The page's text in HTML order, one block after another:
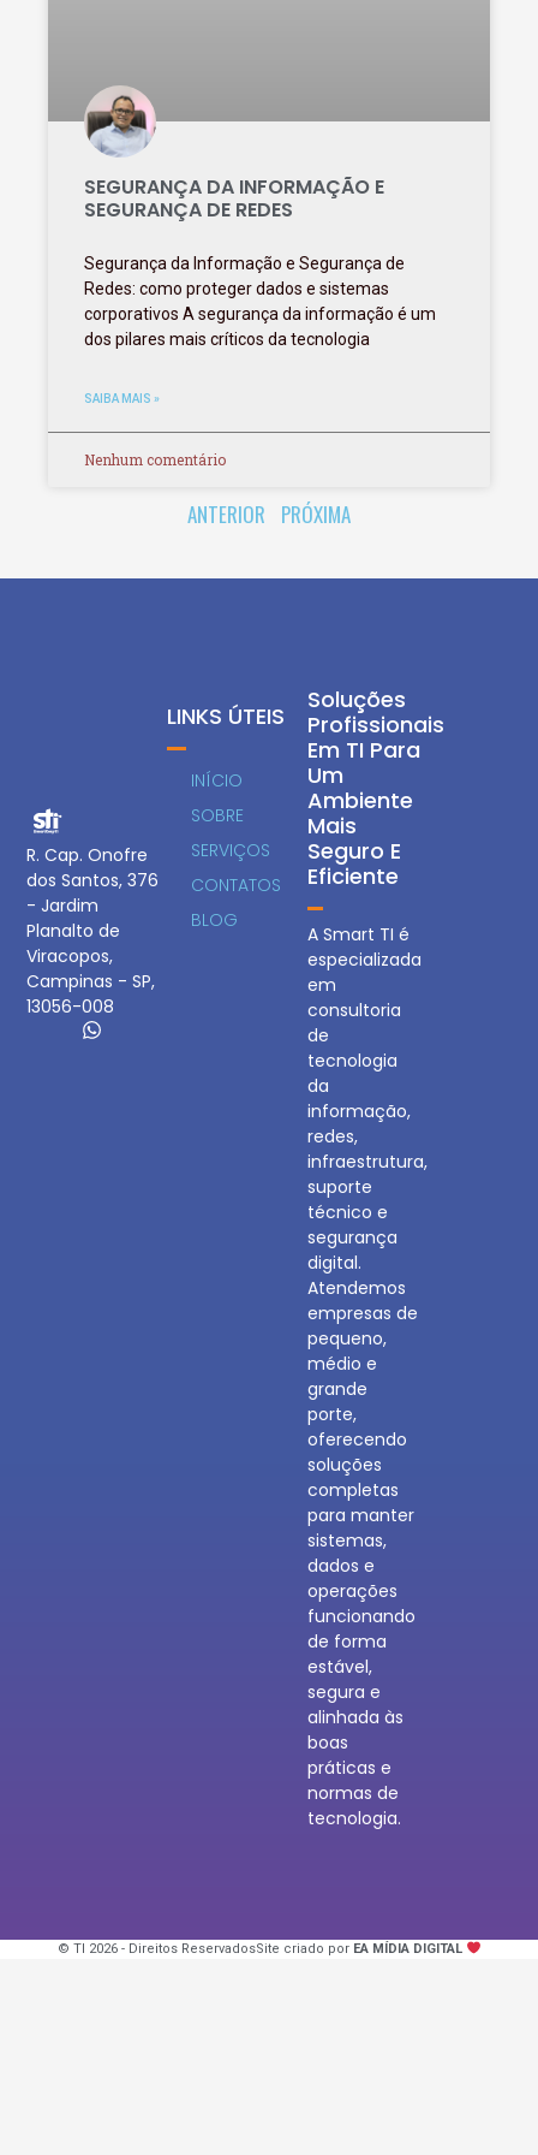
SEGURANÇA DA INFORMAÇÃO E
SEGURANÇA DE REDES
Segurança da Informação e Segurança de
Redes: como proteger dados e sistemas
corporativos A segurança da informação é um
dos pilares mais críticos da tecnologia
SAIBA MAIS »
Nenhum comentário
ANTERIOR PRÓXIMA
R. Cap. Onofre
dos Santos, 376
- Jardim
Planalto de
Viracopos,
Campinas - SP,
13056-008
Soluções
Profissionais
Em TI Para
Um
Ambiente
Mais
Seguro E
Eficiente
A Smart TI é
especializada
em
consultoria
de
tecnologia
da
informação,
redes,
infraestrutura,
suporte
técnico e
segurança
digital.
Atendemos
empresas de
pequeno,
médio e
grande
porte,
oferecendo
soluções
completas
para manter
sistemas,
dados e
operações
funcionando
de forma
estável,
segura e
alinhada às
boas
práticas e
normas de
tecnologia.
LINKS ÚTEIS
INÍCIO
SOBRE
SERVIÇOS
CONTATOS
BLOG
© TI 2026 - Direitos ReservadosSite criado por EA MÍDIA DIGITAL